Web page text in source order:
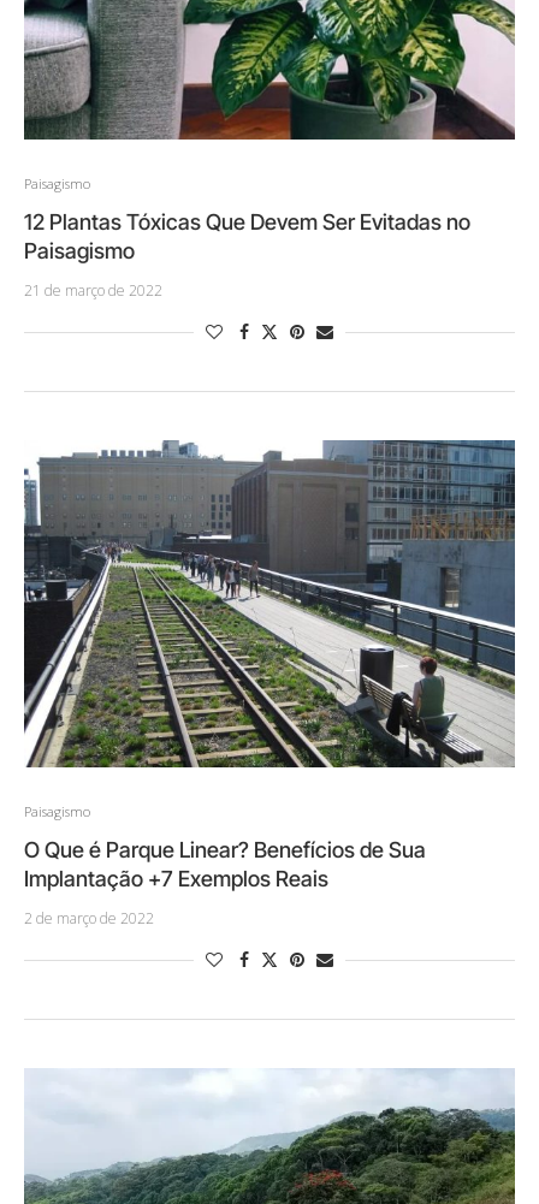
Paisagismo
12 Plantas Tóxicas Que Devem Ser Evitadas no
Paisagismo
21 de março de 2022
Paisagismo
O Que é Parque Linear? Benefícios de Sua
Implantação +7 Exemplos Reais
2 de março de 2022